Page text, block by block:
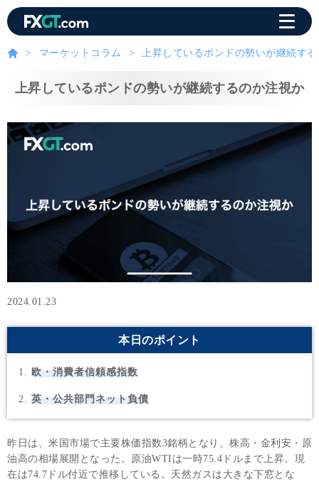
マーケットコラム 上昇しているポンドの勢いが継続す
上昇しているポンドの勢いが継続するのか注視か
2024.01.23
本日のポイント
欧・消費者信頼感指数
英・公共部門ネット負債
昨日は、米国市場で主要株価指数3銘柄となり、株高・金利安・原
油高の相場展開となった。原油WTIは一時75.4ドルまで上昇。現
在は74.7ドル付近で推移している。天然ガスは大きな下窓とな